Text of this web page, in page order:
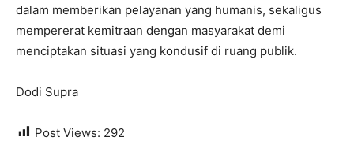
dalam memberikan pelayanan yang humanis, sekaligus
mempererat kemitraan dengan masyarakat demi
menciptakan situasi yang kondusif di ruang publik.
Dodi Supra
Post Views: 292